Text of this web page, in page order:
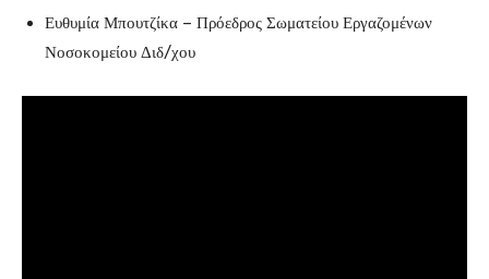
Ευθυμία Μπουτζίκα – Πρόεδρος Σωματείου Εργαζομένων
Νοσοκομείου Διδ/χου